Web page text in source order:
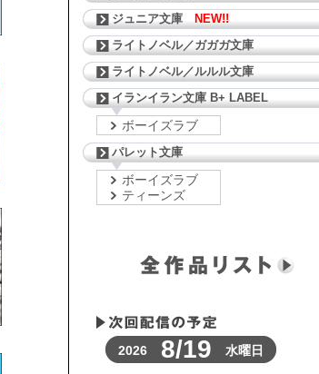
ジュニア文庫
NEW!!
ライトノベル／ガガガ文庫
ライトノベル／ルルル文庫
イランイラン文庫 B+ LABEL
ボーイズラブ
パレット文庫
ボーイズラブ
ティーンズ
2026 8/19 水曜日